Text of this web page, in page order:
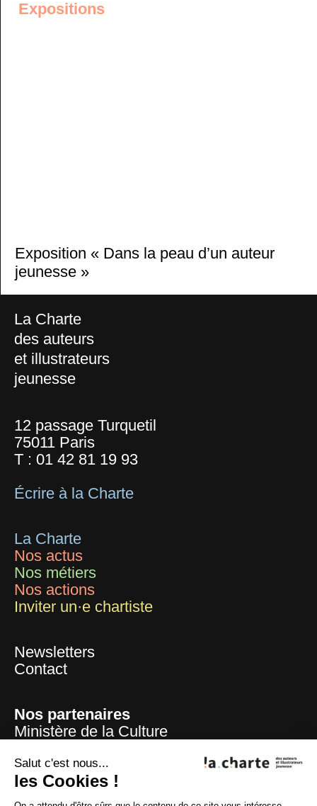
Expositions
Exposition « Dans la peau d’un auteur
jeunesse »
La Charte
des auteurs
et illustrateurs
jeunesse
12 passage Turquetil
75011 Paris
T : 01 42 81 19 93
Écrire à la Charte
La Charte
Nos actus
Nos métiers
Nos actions
Inviter un·e chartiste
Newsletters
Contact
Nos partenaires
Ministère de la Culture
Centre national du livre
La Sofia
Salut c'est nous...
les Cookies !